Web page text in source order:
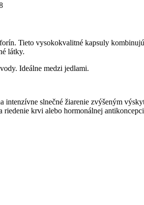
Tieto vysokokvalitné kapsuly
látky.
Ideálne medzi jedlami.
slnečné žiarenie zvýšeným
krvi alebo hormonálnej